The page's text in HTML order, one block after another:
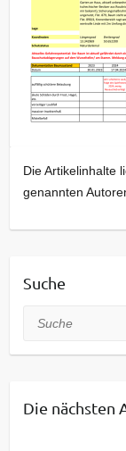
Die Artikelinhalte
genannten
Suche
Suche
Die nächsten